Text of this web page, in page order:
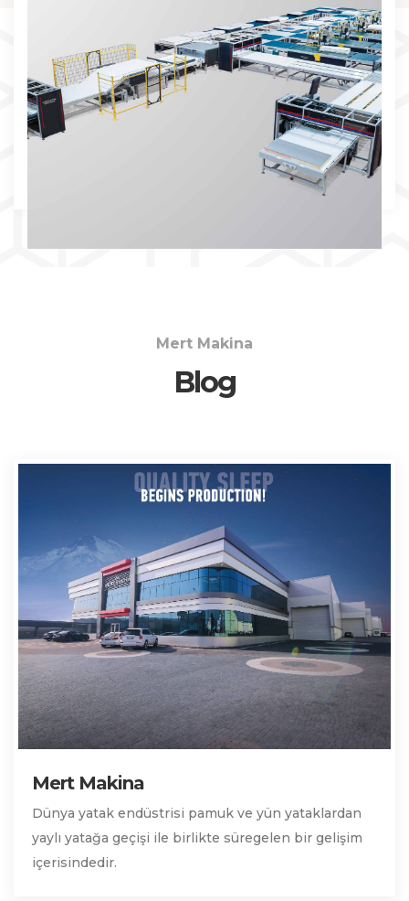
Mert Makina
Blog
Mert Makina
Dünya yatak endüstrisi pamuk ve yün yataklardan
yaylı yatağa geçişi ile birlikte süregelen bir gelişim
içerisindedir.